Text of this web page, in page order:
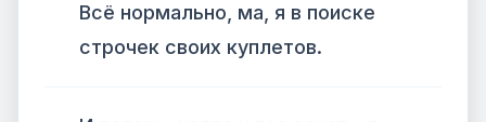
Всё нормально, ма, я в поиске
строчек своих куплетов.